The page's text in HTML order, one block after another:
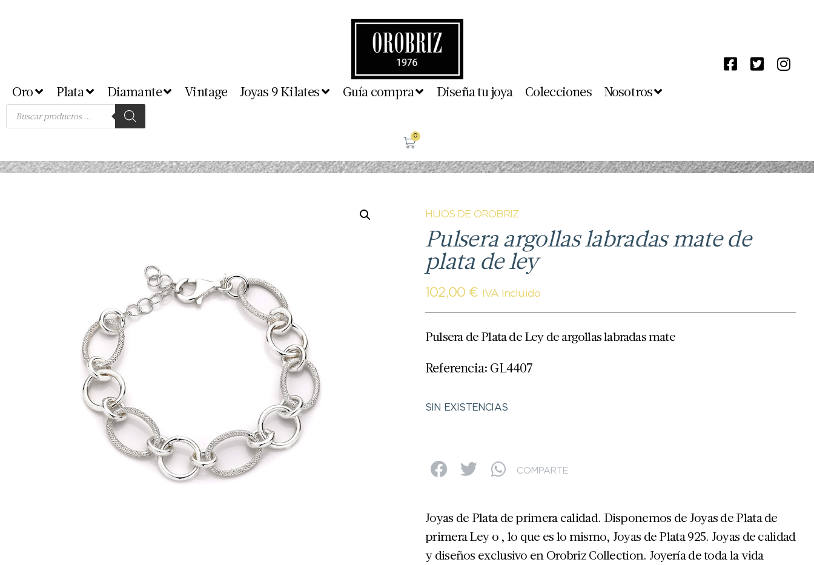
Oro Plata Diamante Vintage Joyas 9 Kilates Guía compra Diseña tu joya Colecciones Nosotros
0
HIJOS DE OROBRIZ
Pulsera argollas labradas mate de
plata de ley
102,00 € IVA Incluido
Pulsera de Plata de Ley de argollas labradas mate
Referencia: GL4407
SIN EXISTENCIAS
COMPARTE
Joyas de Plata de primera calidad. Disponemos de Joyas de Plata de
primera Ley o , lo que es lo mismo, Joyas de Plata 925. Joyas de calidad
y diseños exclusivo en Orobriz Collection. Joyería de toda la vida